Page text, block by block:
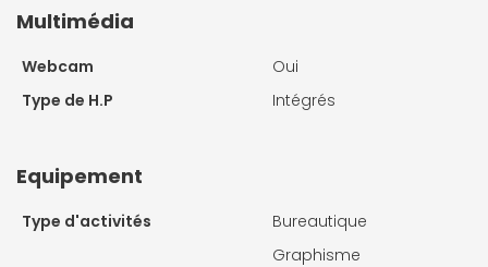
Multimédia
Webcam
Oui
Type de H.P
Intégrés
Equipement
Type d'activités
Bureautique
Graphisme